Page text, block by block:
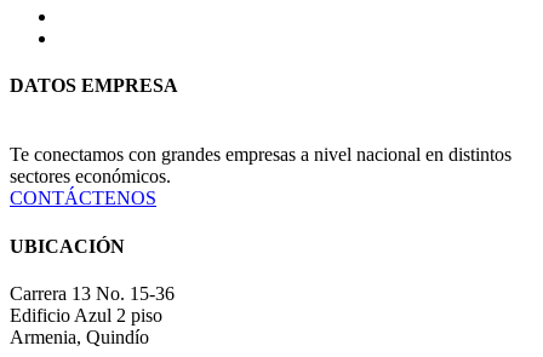
DATOS EMPRESA
Te conectamos con grandes empresas a nivel nacional en distintos
sectores económicos.
CONTÁCTENOS
UBICACIÓN
Carrera 13 No. 15-36
Edificio Azul 2 piso
Armenia, Quindío